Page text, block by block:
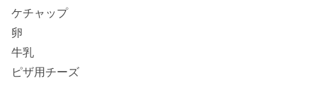
ケチャップ
卵
牛乳
ピザ用チーズ